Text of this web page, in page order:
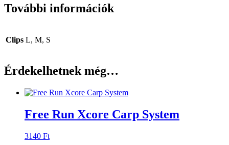
További információk
Clips L, M, S
Érdekelhetnek még…
Free Run Xcore Carp System
3140 Ft